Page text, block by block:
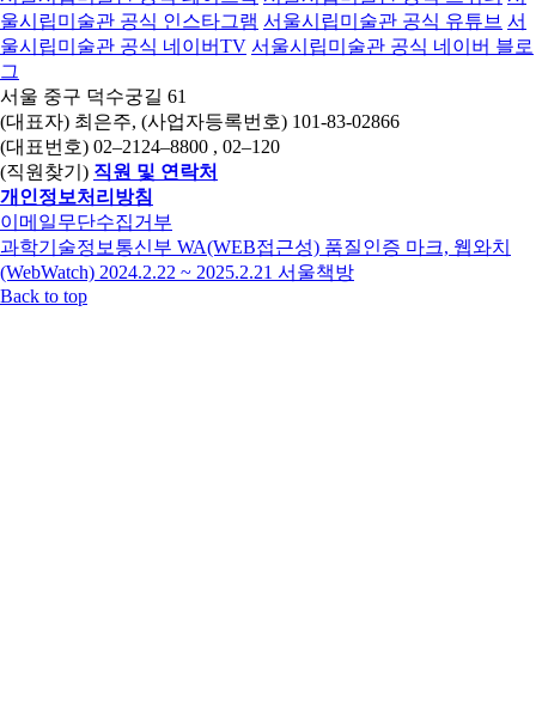
울시립미술관 공식 인스타그램 서울시립미술관 공식 유튜브 서
울시립미술관 공식 네이버TV 서울시립미술관 공식 네이버 블로
그
서울 중구 덕수궁길 61
(대표자) 최은주, (사업자등록번호) 101-83-02866
(대표번호) 02–2124–8800 , 02–120
(직원찾기) 직원 및 연락처
개인정보처리방침
이메일무단수집거부
과학기술정보통신부 WA(WEB접근성) 품질인증 마크, 웹와치
(WebWatch) 2024.2.22 ~ 2025.2.21 서울책방
Back to top